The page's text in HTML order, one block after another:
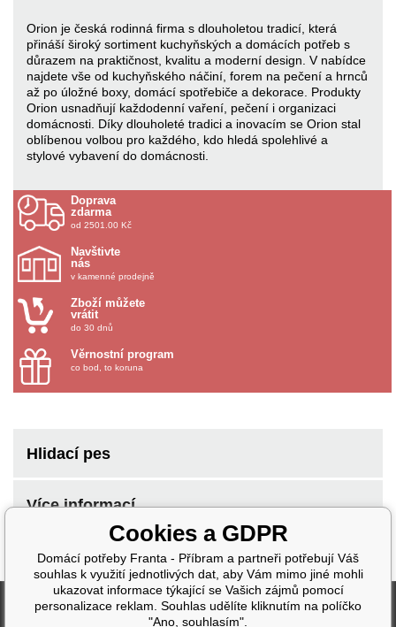
Orion je česká rodinná firma s dlouholetou tradicí, která
přináší široký sortiment kuchyňských a domácích potřeb s
důrazem na praktičnost, kvalitu a moderní design. V nabídce
najdete vše od kuchyňského náčiní, forem na pečení a hrnců
až po úložné boxy, domácí spotřebiče a dekorace. Produkty
Orion usnadňují každodenní vaření, pečení i organizaci
domácnosti. Díky dlouholeté tradici a inovacím se Orion stal
oblíbenou volbou pro každého, kdo hledá spolehlivé a
stylové vybavení do domácnosti.
Doprava
zdarma
od 2501.00 Kč
Navštivte
nás
v kamenné prodejně
Zboží můžete
vrátit
do 30 dnů
Věrnostní program
co bod, to koruna
Hlidací pes
Více informací
Fakturační údaje
Cookies a GDPR
Domácí potřeby Franta - Příbram a partneři potřebují Váš
souhlas k využití jednotlivých dat, aby Vám mimo jiné mohli
ukazovat informace týkající se Vašich zájmů pomocí
personalizace reklam. Souhlas udělíte kliknutím na políčko
"Ano, souhlasím".